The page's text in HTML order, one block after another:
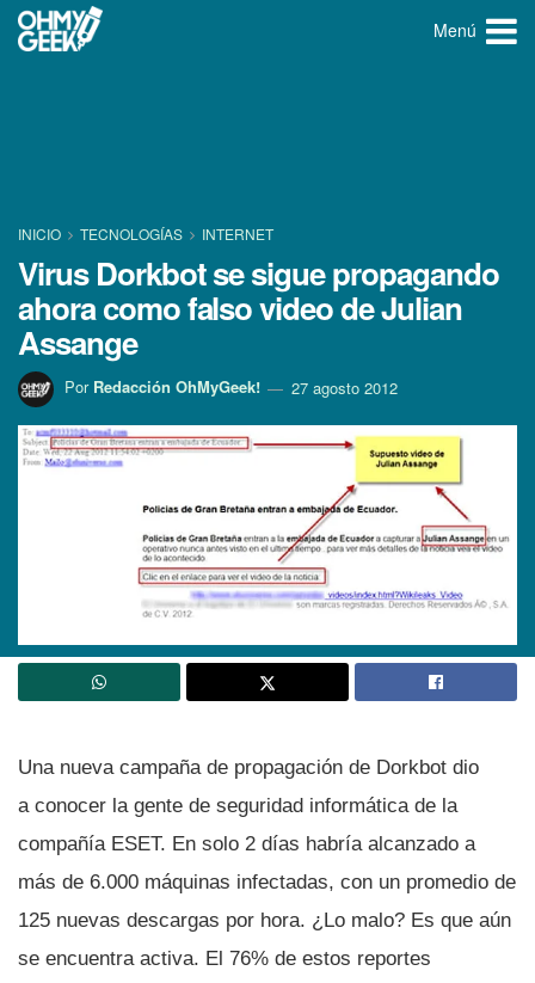
Menú
INICIO TECNOLOGÍ­AS INTERNET
Virus Dorkbot se sigue propagando
ahora como falso video de Julian
Assange
Por Redacción OhMyGeek! 27 agosto 2012
Una nueva campaña de propagación de Dorkbot dio
a conocer la gente de seguridad informática de la
compañí­a ESET. En solo 2 dí­as habrí­a alcanzado a
más de 6.000 máquinas infectadas, con un promedio de
125 nuevas descargas por hora. ¿Lo malo? Es que aún
se encuentra activa. El 76% de estos reportes